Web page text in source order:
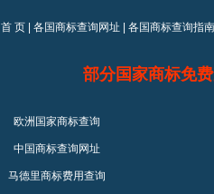
首 页| 各国商标查询网址 各国商标查询指南
部分国家商标免
欧洲国家商标查询
中国商标查询网址
马德里商标费用查询